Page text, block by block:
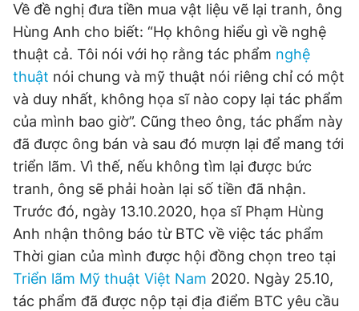
Đọc Thanh Niên trên điện thoại
Theo dõi báo trên
Hotline
0906 645 777
Liên hệ quảng cáo
0908 780 404
Đặt báo Quảng cáo RSS Tòa soạn Chính sách bảo
Tổng biên tập: Nguyễn Ngọc Toàn
Phó tổng biên tập thường trực: Hải Thành
Về đề nghị đưa tiền mua vật liệu vẽ lại tranh, ông
Hùng Anh cho biết: “Họ không hiểu gì về nghệ
thuật cả. Tôi nói với họ rằng tác phẩm nghệ
thuật nói chung và mỹ thuật nói riêng chỉ có một
và duy nhất, không họa sĩ nào copy lại tác phẩm
của mình bao giờ”. Cũng theo ông, tác phẩm này
đã được ông bán và sau đó mượn lại để mang tới
triển lãm. Vì thế, nếu không tìm lại được bức
tranh, ông sẽ phải hoàn lại số tiền đã nhận.
Trước đó, ngày 13.10.2020, họa sĩ Phạm Hùng
Anh nhận thông báo từ BTC về việc tác phẩm
Thời gian của mình được hội đồng chọn treo tại
Triển lãm Mỹ thuật Việt Nam 2020. Ngày 25.10,
tác phẩm đã được nộp tại địa điểm BTC yêu cầu